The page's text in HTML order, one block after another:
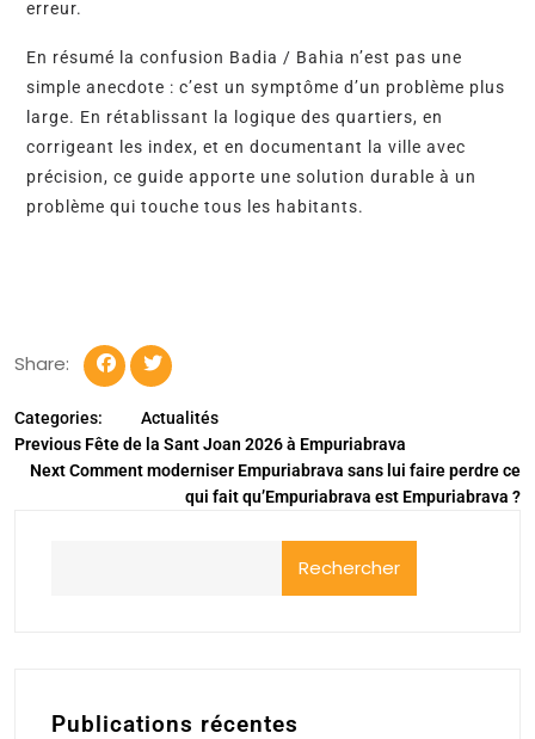
erreur.
En résumé la confusion Badia / Bahia n’est pas une
simple anecdote : c’est un symptôme d’un problème plus
large. En rétablissant la logique des quartiers, en
corrigeant les index, et en documentant la ville avec
précision, ce guide apporte une solution durable à un
problème qui touche tous les habitants.
Share:
Categories:
Actualités
Previous Fête de la Sant Joan 2026 à Empuriabrava
NextComment moderniser Empuriabrava sans lui faire perdre ce
qui fait qu’Empuriabrava est Empuriabrava ?
Rechercher
Publications récentes